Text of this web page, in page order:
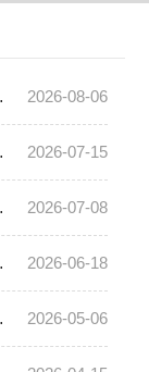
2026-08-06
2026-07-15
2026-07-08
2026-06-18
2026-05-06